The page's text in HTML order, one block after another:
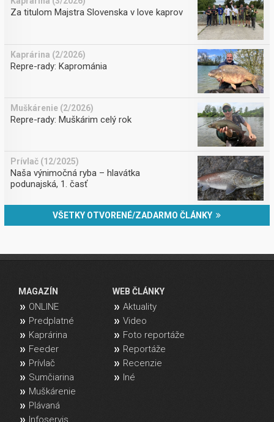
Za titulom Majstra Slovenska v love kaprov
Kaprárina (2/2026)
Repre-rady: Kaprománia
Muškárenie (2/2026)
Repre-rady: Muškárim celý rok
Prívlač (12/2025)
Naša výnimočná ryba – hlavátka
podunajská, 1. časť
VŠETKY OTVORENÉ/ZADARMO ČLÁNKY
MAGAZÍN
ONLINE
Predplatné
Kaprárina
Feeder
Prívlač
Sumčiarina
Muškárenie
Plávaná
Infoservis
WEB ČLÁNKY
Aktuality
Video
Foto reportáže
Reportáže
Recenzie
Iné